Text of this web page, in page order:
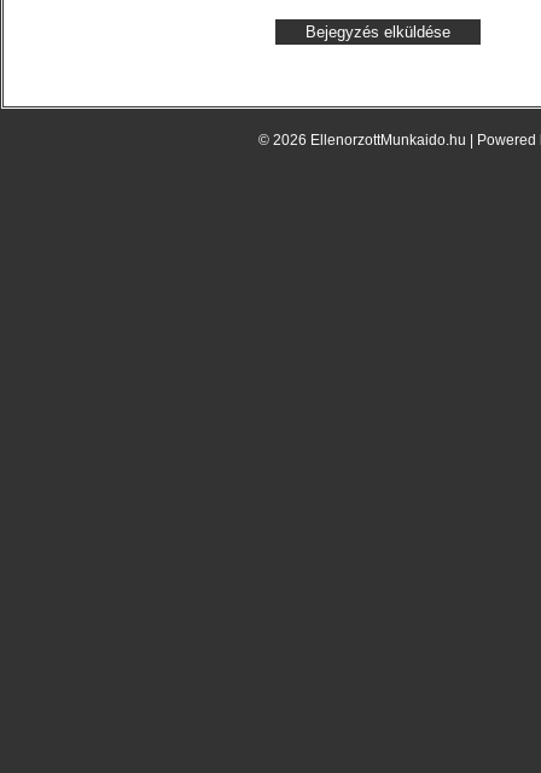
© 2026 EllenorzottMunkaido.hu |